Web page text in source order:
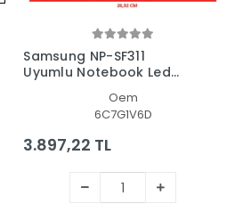
Samsung NP-SF311
Uyumlu Notebook Led
Oem
6C7G1V6D
3.897,22 TL